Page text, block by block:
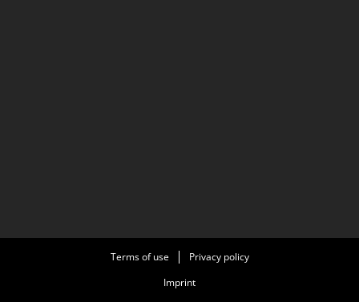
Terms of use
Privacy policy
Imprint